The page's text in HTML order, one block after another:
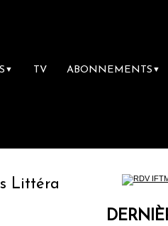
▼ TV ABONNEMENTS ▼
la première